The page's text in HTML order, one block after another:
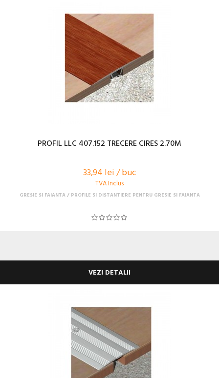
PROFIL LLC 407.152 TRECERE CIRES 2.70M
33,94 lei / buc
TVA Inclus
GRESIE SI FAIANTA PROFILE SI DISTANTIERE PENTRU GRESIE SI FAIANTA
VEZI DETALII